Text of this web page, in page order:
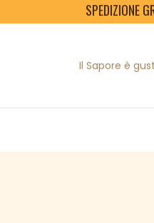
SPEDIZIONE
Il Sapore è